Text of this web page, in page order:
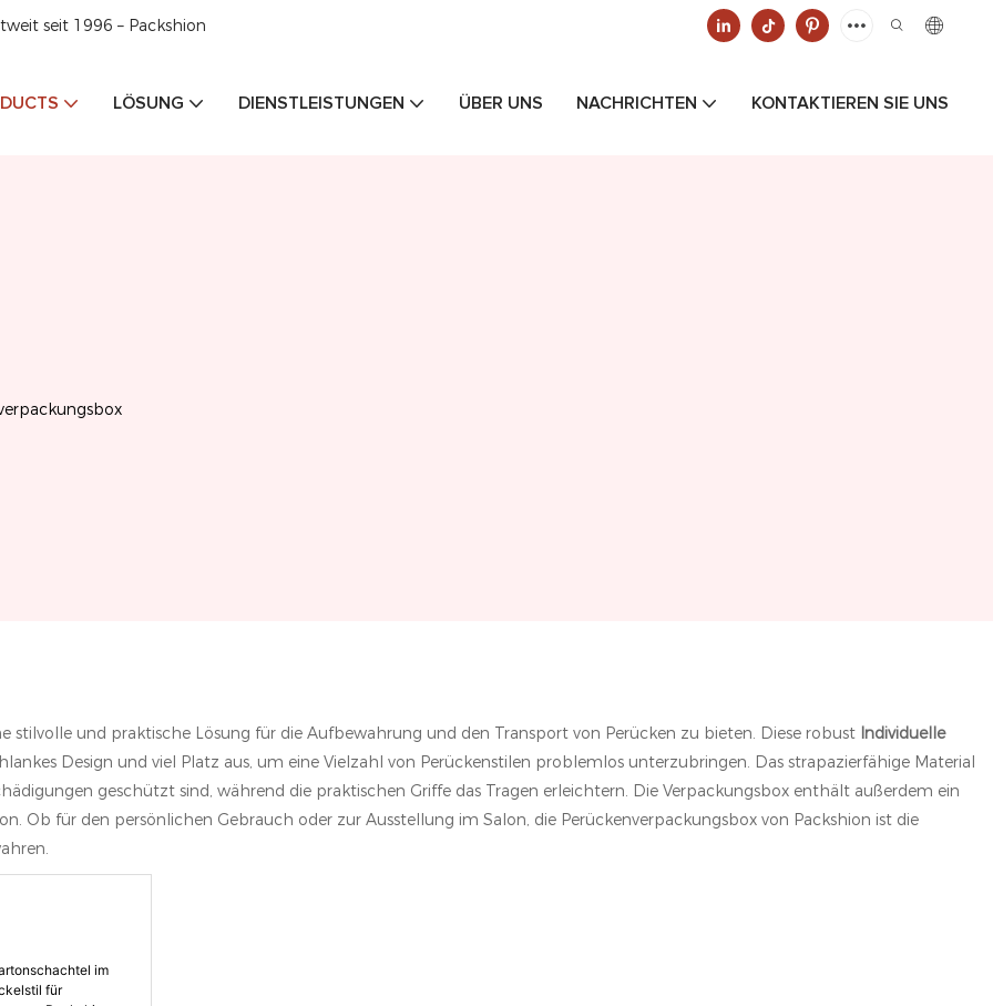
seit 1996 – Packshion
LÖSUNG DIENSTLEISTUNGEN ÜBER UNS NACHRICHTEN KONTAKTIEREN SIE UNS
stilvolle und praktische Lösung für die Aufbewahrung und den Transport von Perücken zu bieten. Diese robust Individuelle
Design und viel Platz aus, um eine Vielzahl von Perückenstilen problemlos unterzubringen. Das strapazierfähige Material
geschützt sind, während die praktischen Griffe das Tragen erleichtern. Die Verpackungsbox enthält außerdem ein
Ob für den persönlichen Gebrauch oder zur Ausstellung im Salon, die Perückenverpackungsbox von Packshion ist die